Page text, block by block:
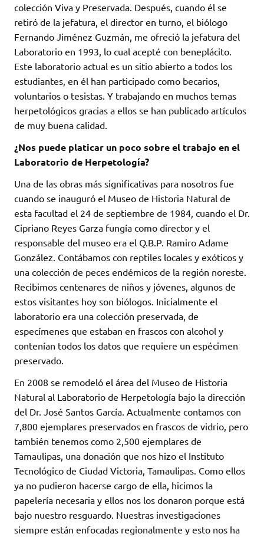
colección Viva y Preservada. Después, cuando él se
retiró de la jefatura, el director en turno, el biólogo
Fernando Jiménez Guzmán, me ofreció la jefatura del
Laboratorio en 1993, lo cual acepté con beneplácito.
Este laboratorio actual es un sitio abierto a todos los
estudiantes, en él han participado como becarios,
voluntarios o tesistas. Y trabajando en muchos temas
herpetológicos gracias a ellos se han publicado artículos
de muy buena calidad.
¿Nos puede platicar un poco sobre el trabajo en el
Laboratorio de Herpetología?
Una de las obras más significativas para nosotros fue
cuando se inauguró el Museo de Historia Natural de
esta facultad el 24 de septiembre de 1984, cuando el Dr.
Cipriano Reyes Garza fungía como director y el
responsable del museo era el Q.B.P. Ramiro Adame
González. Contábamos con reptiles locales y exóticos y
una colección de peces endémicos de la región noreste.
Recibimos centenares de niños y jóvenes, algunos de
estos visitantes hoy son biólogos. Inicialmente el
laboratorio era una colección preservada, de
especímenes que estaban en frascos con alcohol y
contenían todos los datos que requiere un espécimen
preservado.
En 2008 se remodeló el área del Museo de Historia
Natural al Laboratorio de Herpetología bajo la dirección
del Dr. José Santos García. Actualmente contamos con
7,800 ejemplares preservados en frascos de vidrio, pero
también tenemos como 2,500 ejemplares de
Tamaulipas, una donación que nos hizo el Instituto
Tecnológico de Ciudad Victoria, Tamaulipas. Como ellos
ya no pudieron hacerse cargo de ella, hicimos la
papelería necesaria y ellos nos los donaron porque está
bajo nuestro resguardo. Nuestras investigaciones
siempre están enfocadas regionalmente y esto nos ha